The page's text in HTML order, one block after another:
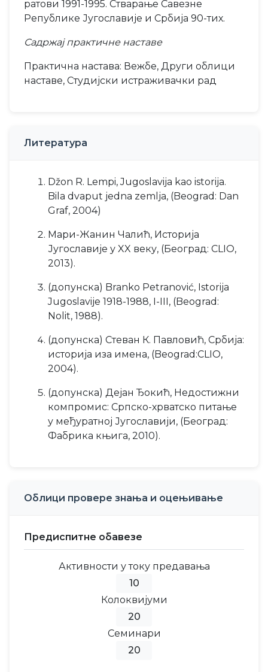
ратови 1991-1995. Стварање Савезне
Републике Југославије и Србија 90-тих.
Садржај практичне наставе
Практична настава: Вежбе, Други облици
наставе, Студијски истраживачки рад
Литература
Džon R. Lempi, Jugoslavija kao istorija.
Bila dvaput jedna zemlja, (Beograd: Dan
Graf, 2004)
Мари-Жанин Чалић, Историја
Југославије у XX веку, (Београд: CLIO,
2013).
(допунска) Branko Petranović, Istorija
Jugoslavije 1918-1988, I-III, (Beograd:
Nolit, 1988).
(допунска) Стеван К. Павловић, Србија:
историја иза имена, (Beograd:CLIO,
2004).
(допунска) Дејан Ђокић, Недостижни
компромис: Српско-хрватско питање
у међуратној Југославији, (Београд:
Фабрика књига, 2010).
Облици провере знања и оцењивање
Предиспитне обавезе
Активности у току предавања
10
Колоквијуми
20
Семинари
20